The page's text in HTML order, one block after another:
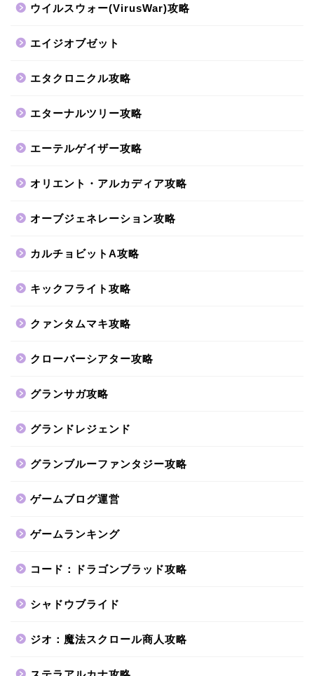
ウイルスウォー(VirusWar)攻略
エイジオブゼット
エタクロニクル攻略
エターナルツリー攻略
エーテルゲイザー攻略
オリエント・アルカディア攻略
オーブジェネレーション攻略
カルチョビットA攻略
キックフライト攻略
クァンタムマキ攻略
クローバーシアター攻略
グランサガ攻略
グランドレジェンド
グランブルーファンタジー攻略
ゲームブログ運営
ゲームランキング
コード：ドラゴンブラッド攻略
シャドウブライド
ジオ：魔法スクロール商人攻略